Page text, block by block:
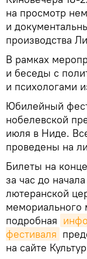
на просмотр
и
производства
В рамках
и беседы с
и психологами
Юбилейный
нобелевской
июля в Ниде.
проведены на
Билеты на
за час до
лютеранской
мемориального
подробная
фестиваля
на сайте